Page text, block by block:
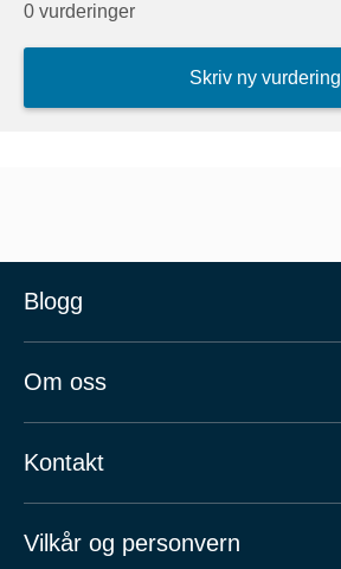
0 vurderinger
Skriv ny vurdering
Blogg
Om oss
Kontakt
Vilkår og personvern